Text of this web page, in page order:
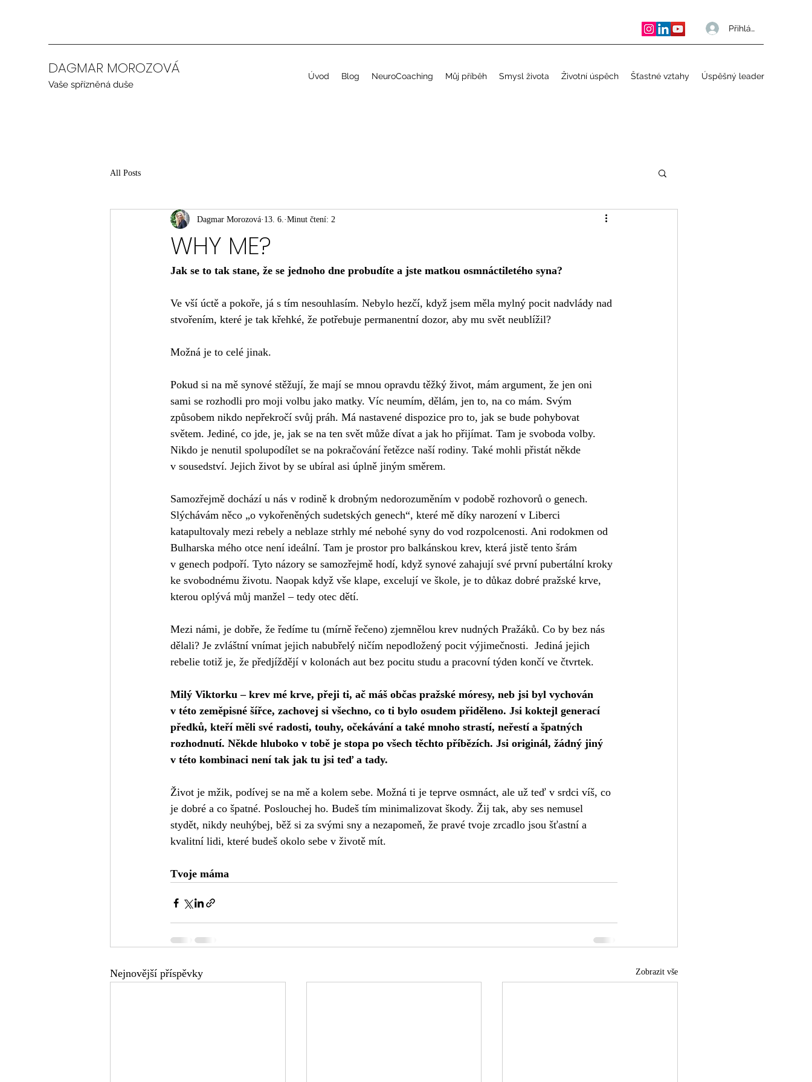
Přihlásit se
DAGMAR MOROZOVÁ
Vaše spřízněná duše
Úvod Blog NeuroCoaching Můj příběh Smysl života Životní úspěch Šťastné vztahy Úspěšný leader
All Posts
WHY ME?
Dagmar Morozová 13. 6. Minut čtení: 2
Jak se to tak stane, že se jednoho dne probudíte a jste matkou osmnáctiletého syna?
Ve vší úctě a pokoře, já s tím nesouhlasím. Nebylo hezčí, když jsem měla mylný pocit nadvlády nad
stvořením, které je tak křehké, že potřebuje permanentní dozor, aby mu svět neublížil?
Možná je to celé jinak.
Pokud si na mě synové stěžují, že mají se mnou opravdu těžký život, mám argument, že jen oni
sami se rozhodli pro moji volbu jako matky. Víc neumím, dělám, jen to, na co mám. Svým
způsobem nikdo nepřekročí svůj práh. Má nastavené dispozice pro to, jak se bude pohybovat
světem. Jediné, co jde, je, jak se na ten svět může dívat a jak ho přijímat. Tam je svoboda volby.
Nikdo je nenutil spolupodílet se na pokračování řetězce naší rodiny. Také mohli přistát někde
v sousedství. Jejich život by se ubíral asi úplně jiným směrem.
Samozřejmě dochází u nás v rodině k drobným nedorozuměním v podobě rozhovorů o genech.
Slýchávám něco „o vykořeněných sudetských genech“, které mě díky narození v Liberci
katapultovaly mezi rebely a neblaze strhly mé nebohé syny do vod rozpolcenosti. Ani rodokmen od
Bulharska mého otce není ideální. Tam je prostor pro balkánskou krev, která jistě tento šrám
v genech podpoří. Tyto názory se samozřejmě hodí, když synové zahajují své první pubertální kroky
ke svobodnému životu. Naopak když vše klape, excelují ve škole, je to důkaz dobré pražské krve,
kterou oplývá můj manžel – tedy otec dětí.
Mezi námi, je dobře, že ředíme tu (mírně řečeno) zjemnělou krev nudných Pražáků. Co by bez nás
dělali? Je zvláštní vnímat jejich nabubřelý ničím nepodložený pocit výjimečnosti.  Jediná jejich
rebelie totiž je, že předjíždějí v kolonách aut bez pocitu studu a pracovní týden končí ve čtvrtek.
Milý Viktorku – krev mé krve, přeji ti, ač máš občas pražské móresy, neb jsi byl vychován
v této zeměpisné šířce, zachovej si všechno, co ti bylo osudem přiděleno. Jsi koktejl generací
předků, kteří měli své radosti, touhy, očekávání a také mnoho strastí, neřestí a špatných
rozhodnutí. Někde hluboko v tobě je stopa po všech těchto příbězích. Jsi originál, žádný jiný
v této kombinaci není tak jak tu jsi teď a tady.
Život je mžik, podívej se na mě a kolem sebe. Možná ti je teprve osmnáct, ale už teď v srdci víš, co
je dobré a co špatné. Poslouchej ho. Budeš tím minimalizovat škody. Žij tak, aby ses nemusel
stydět, nikdy neuhýbej, běž si za svými sny a nezapomeň, že pravé tvoje zrcadlo jsou šťastní a
kvalitní lidi, které budeš okolo sebe v životě mít.
Tvoje máma
Nejnovější příspěvky Zobrazit vše